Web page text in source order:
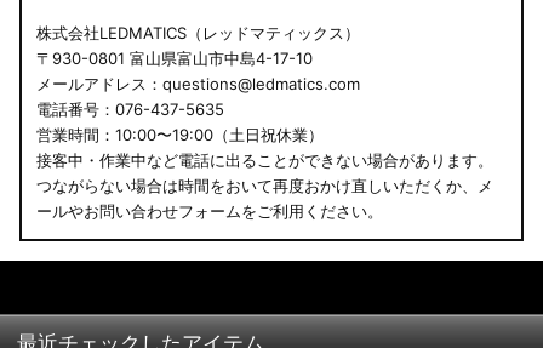
株式会社LEDMATICS（レッドマティックス）
〒930-0801 富山県富山市中島4-17-10
メールアドレス：questions@ledmatics.com
電話番号：076-437-5635
営業時間：10:00〜19:00（土日祝休業）
接客中・作業中など電話に出ることができない場合があります。
つながらない場合は時間をおいて再度おかけ直しいただくか、メ
ールやお問い合わせフォームをご利用ください。
最近チェックしたアイテム